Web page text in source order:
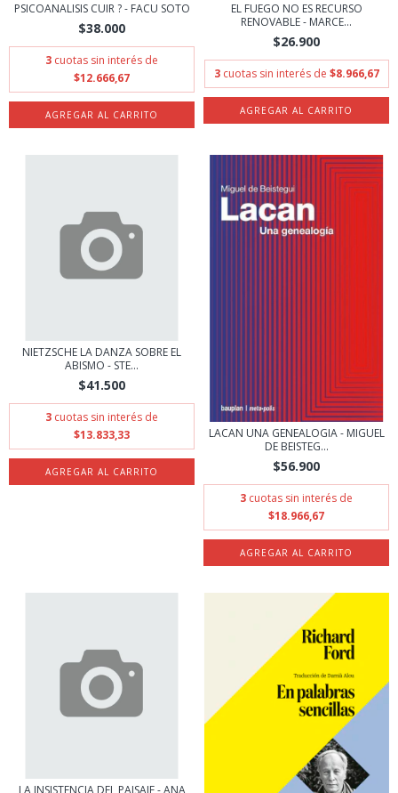
PSICOANALISIS CUIR ? - FACU SOTO
$38.000
3 cuotas sin interés de
$12.666,67
EL FUEGO NO ES RECURSO
RENOVABLE - MARCE...
$26.900
3 cuotas sin interés de $8.966,67
NIETZSCHE LA DANZA SOBRE EL
ABISMO - STE...
$41.500
3 cuotas sin interés de
$13.833,33
LACAN UNA GENEALOGIA - MIGUEL
DE BEISTEG...
$56.900
3 cuotas sin interés de
$18.966,67
LA INSISTENCIA DEL PAISAJE - ANA